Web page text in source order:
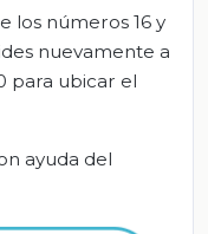
los números 16 y
nuevamente a
para ubicar el
ayuda del